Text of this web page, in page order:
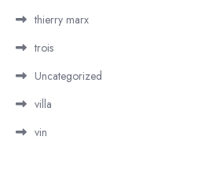
thierry marx
trois
Uncategorized
villa
vin